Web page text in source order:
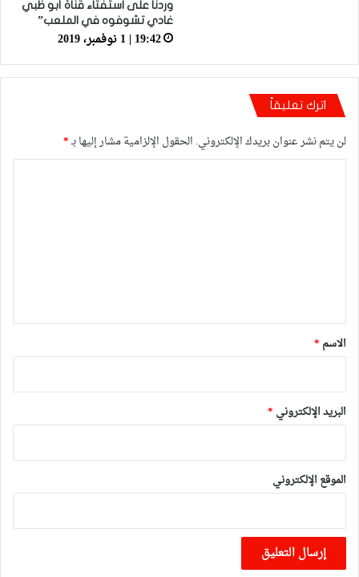
وردنا على استفتاء قناة أبو ظبي
غادي تشوفوه في الملعب”
19:42 | 1 نوفمبر، 2019
اترك تعليقاً
لن يتم نشر عنوان بريدك الإلكتروني. الحقول الإلزامية مشار إليها بـ*
*
الاسم *
البريد الإلكتروني *
الموقع الإلكتروني